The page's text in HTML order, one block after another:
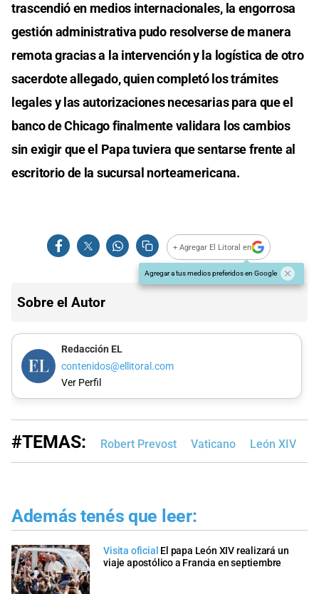
trascendió en medios internacionales, la engorrosa
gestión administrativa pudo resolverse de manera
remota gracias a la intervención y la logística de otro
sacerdote allegado, quien completó los trámites
legales y las autorizaciones necesarias para que el
banco de Chicago finalmente validara los cambios
sin exigir que el Papa tuviera que sentarse frente al
escritorio de la sucursal norteamericana.
+ Agregar El Litoral en
Agregar a tus medios preferidos en Google
Sobre el Autor
Redacción EL
contenidos@ellitoral.com
Ver Perfil
#TEMAS: Robert Prevost Vaticano León XIV
Además tenés que leer:
Visita oficial El papa León XIV realizará un
viaje apostólico a Francia en septiembre